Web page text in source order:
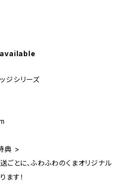
ジシリーズ
典 >
ごとに、ふわふわのくまオリジナル
ます！